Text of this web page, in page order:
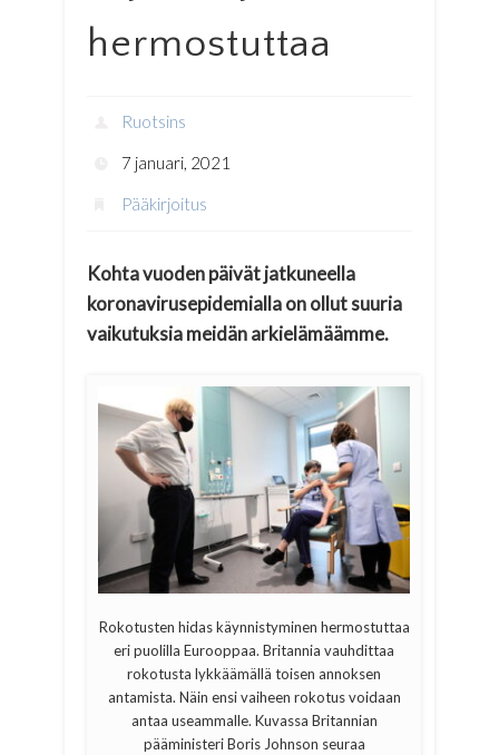
hermostuttaa
Ruotsins
7 januari, 2021
Pääkirjoitus
Kohta vuoden päivät jatkuneella
koronavirusepidemialla on ollut suuria
vaikutuksia meidän arkielämäämme.
Rokotusten hidas käynnistyminen hermostuttaa
eri puolilla Eurooppaa. Britannia vauhdittaa
rokotusta lykkäämällä toisen annoksen
antamista. Näin ensi vaiheen rokotus voidaan
antaa useammalle. Kuvassa Britannian
pääministeri Boris Johnson seuraa